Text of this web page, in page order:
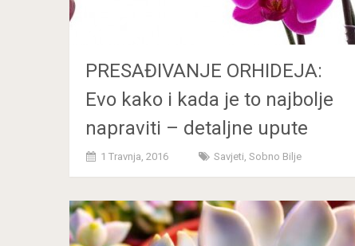
PRESAĐIVANJE ORHIDEJA:
Evo kako i kada je to najbolje
napraviti – detaljne upute
1 Travnja, 2016 Savjeti Sobno Bilje